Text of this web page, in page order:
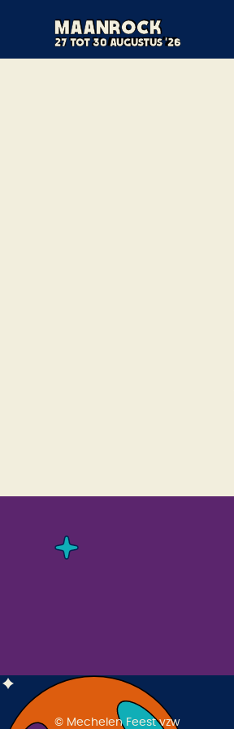
Maanrock
Maanrock
27 tot 30 augustus '26
21 tot 24 augustus '25
© Mechelen Feest vzw